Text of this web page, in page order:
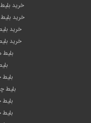
خرید
خرید
خرید
خرید
بلیط
بلیط
بلیط
بلیط